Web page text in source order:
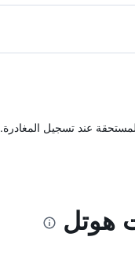
عند تسجيل المغادرة.
هوتل